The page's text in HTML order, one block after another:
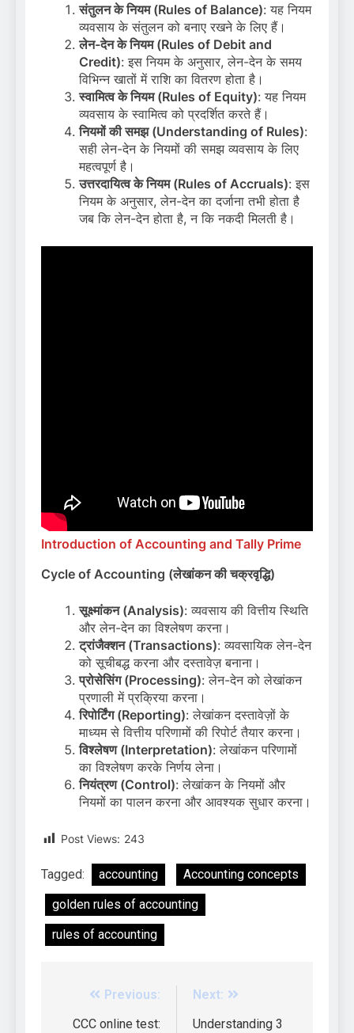
संतुलन के नियम (Rules of Balance): यह नियम
व्यवसाय के संतुलन को बनाए रखने के लिए हैं।
लेन-देन के नियम (Rules of Debit and
Credit): इस नियम के अनुसार, लेन-देन के समय
विभिन्न खातों में राशि का वितरण होता है।
स्वामित्व के नियम (Rules of Equity): यह नियम
व्यवसाय के स्वामित्व को प्रदर्शित करते हैं।
नियमों की समझ (Understanding of Rules):
सही लेन-देन के नियमों की समझ व्यवसाय के लिए
महत्वपूर्ण है।
उत्तरदायित्व के नियम (Rules of Accruals): इस
नियम के अनुसार, लेन-देन का दर्जाना तभी होता है
जब कि लेन-देन होता है, न कि नकदी मिलती है।
Introduction of Accounting and Tally Prime
Cycle of Accounting (लेखांकन की चक्रवृद्धि)
सूक्ष्मांकन (Analysis): व्यवसाय की वित्तीय स्थिति
और लेन-देन का विश्लेषण करना।
ट्रांजैक्शन (Transactions): व्यवसायिक लेन-देन
को सूचीबद्ध करना और दस्तावेज़ बनाना।
प्रोसेसिंग (Processing): लेन-देन को लेखांकन
प्रणाली में प्रक्रिया करना।
रिपोर्टिंग (Reporting): लेखांकन दस्तावेज़ों के
माध्यम से वित्तीय परिणामों की रिपोर्ट तैयार करना।
विश्लेषण (Interpretation): लेखांकन परिणामों
का विश्लेषण करके निर्णय लेना।
नियंत्रण (Control): लेखांकन के नियमों और
नियमों का पालन करना और आवश्यक सुधार करना।
Post Views: 243
Tagged: accounting
Accounting concepts
golden rules of accounting
rules of accounting
Previous:
CCC online test:
Next:
Understanding 3